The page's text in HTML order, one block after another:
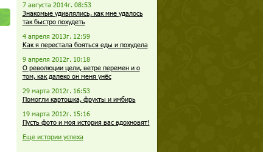
7 августа 2014г. 08:53
Знакомые удивлялись, как мне удалось
так быстро похудеть
4 апреля 2013г. 12:59
Как я перестала бояться еды и похудела
9 апреля 2012г. 10:18
О революции цели, ветре перемен и о
том, как далеко он меня унёс
29 марта 2012г. 16:53
Помогли картошка, фрукты и имбирь
19 марта 2012г. 15:16
Пусть фото и моя история вас вдохновят!
Еще истории успеха